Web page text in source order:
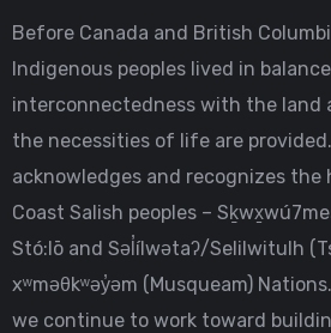
Before Canada and British
Indigenous peoples lived in
interconnectedness with the land
the necessities of life are
acknowledges and recognizes the
Coast Salish peoples –
Stó:lō and Səl̓ílwətaʔ/Selilwitulh
xʷməθkʷəy̓əm (Musqueam)
we continue to work toward